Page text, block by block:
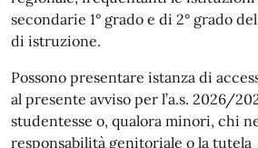
secondarie 1° grado e di 2° grado
di istruzione.
Possono presentare istanza di
al presente avviso per l’a.s. 2026/
studentesse o, qualora minori, chi
responsabilità genitoriale o la